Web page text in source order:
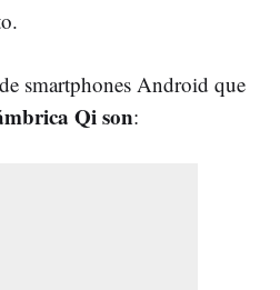
smartphones Android que
Qi son: